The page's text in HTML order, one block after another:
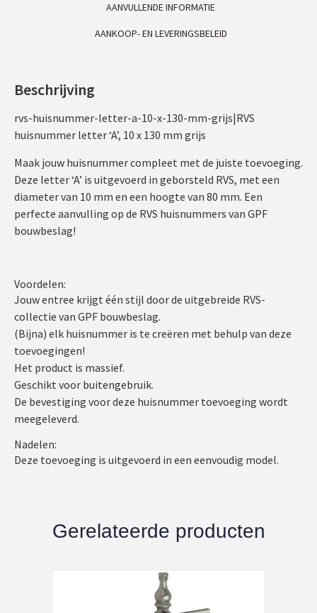
AANVULLENDE INFORMATIE
AANKOOP- EN LEVERINGSBELEID
Beschrijving
rvs-huisnummer-letter-a-10-x-130-mm-grijs|RVS
huisnummer letter ‘A’, 10 x 130 mm grijs
Maak jouw huisnummer compleet met de juiste toevoeging.
Deze letter ‘A’ is uitgevoerd in geborsteld RVS, met een
diameter van 10 mm en een hoogte van 80 mm. Een
perfecte aanvulling op de RVS huisnummers van GPF
bouwbeslag!
Voordelen:
Jouw entree krijgt één stijl door de uitgebreide RVS-
collectie van GPF bouwbeslag.
(Bijna) elk huisnummer is te creëren met behulp van deze
toevoegingen!
Het product is massief.
Geschikt voor buitengebruik.
De bevestiging voor deze huisnummer toevoeging wordt
meegeleverd.
Nadelen:
Deze toevoeging is uitgevoerd in een eenvoudig model.
Gerelateerde producten